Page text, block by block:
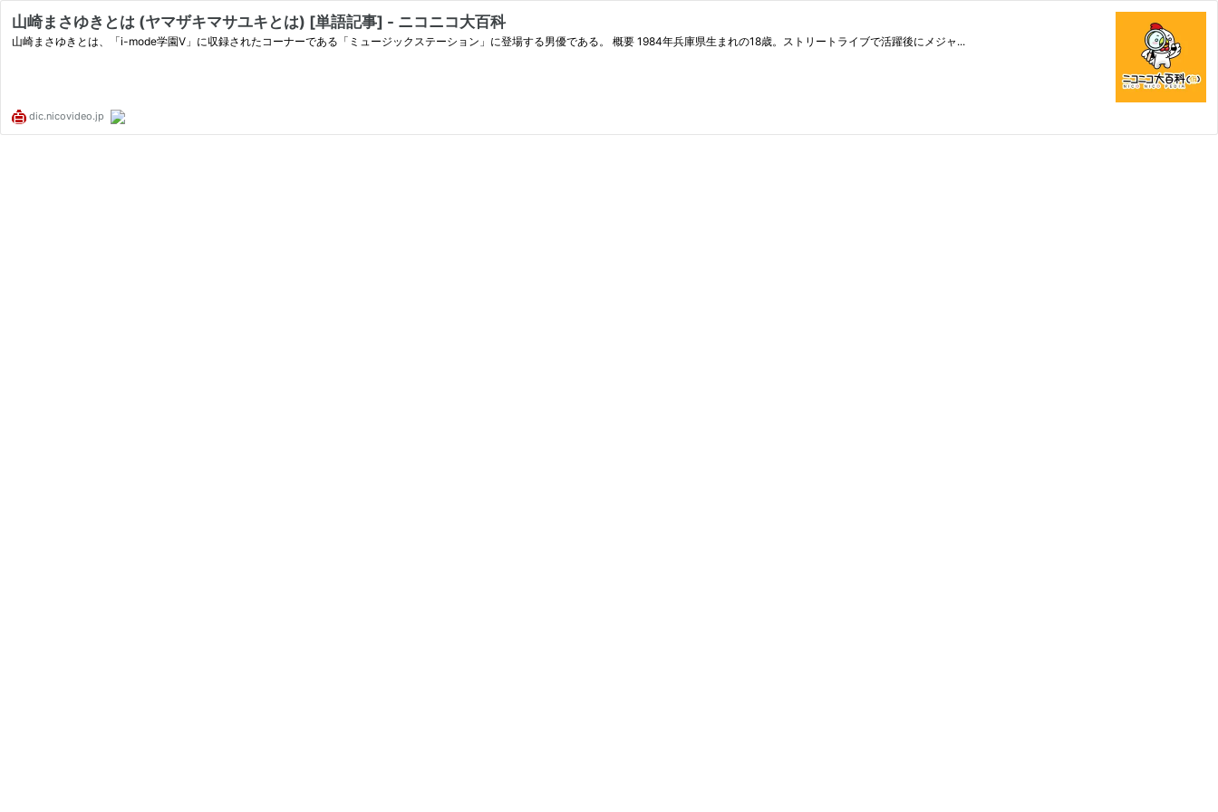
山崎まさゆきとは (ヤマザキマサユキとは) [単語記事] - ニコニコ大百科
山崎まさゆきとは、「i-mode学園V」に収録されたコーナーである「ミュージックステーション」に登場する男優である。 概要 1984年兵庫県生まれの18歳。ストリートライブで活躍後にメジャ...
dic.nicovideo.jp